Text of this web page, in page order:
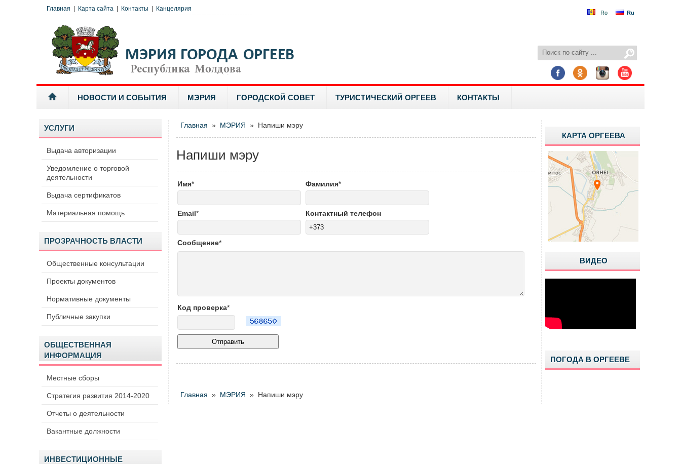
Ro Ru
Главная Карта сайта Контакты Канцелярия
НОВОСТИ И СОБЫТИЯ МЭРИЯ ГОРОДСКОЙ СОВЕТ ТУРИСТИЧЕСКИЙ ОРГЕЕВ КОНТАКТЫ
УСЛУГИ
Выдача авторизации
Уведомление о торговой
деятельности
Выдача сертификатов
Материальная помощь
ПРОЗРАЧНОСТЬ ВЛАСТИ
Общественные консультации
Проекты документов
Нормативные документы
Публичные закупки
ОБЩЕСТВЕННАЯ
ИНФОРМАЦИЯ
Местные сборы
Стратегия развития 2014-2020
Отчеты о деятельности
Вакантные должности
ИНВЕСТИЦИОННЫЕ
Главная » МЭРИЯ » Напиши мэру
Напиши мэру
Имя* Фамилия*
Email* Контактный телефон
Cообщение*
Код проверка*
Главная » МЭРИЯ » Напиши мэру
КАРТА ОРГЕЕВА
ВИДЕО
ПОГОДА В ОРГЕЕВЕ